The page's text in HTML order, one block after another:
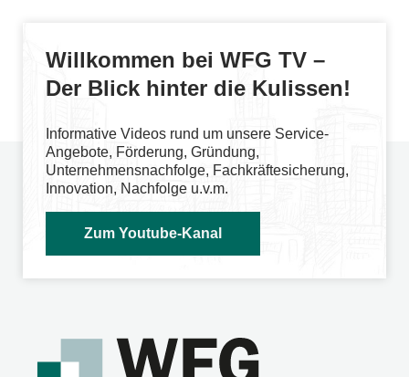
Willkommen bei WFG TV –
Der Blick hinter die Kulissen!
Informative Videos rund um unsere Service-
Angebote, Förderung, Gründung,
Unternehmensnachfolge, Fachkräftesicherung,
Innovation, Nachfolge u.v.m.
Zum Youtube-Kanal